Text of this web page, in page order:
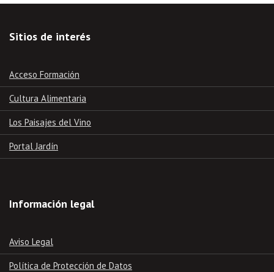
Sitios de interés
Acceso Formación
Cultura Alimentaria
Los Paisajes del Vino
Portal Jardín
Información legal
Aviso Legal
Política de Protección de Datos